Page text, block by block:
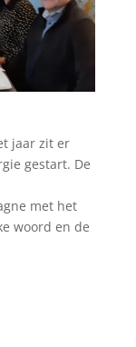
jaar zit er
gestart. De
met het
woord en de